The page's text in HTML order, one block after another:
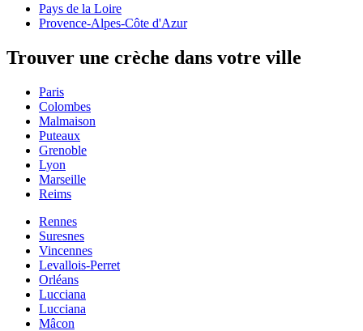
Pays de la Loire
Provence-Alpes-Côte d'Azur
Trouver une crèche dans votre ville
Paris
Colombes
Malmaison
Puteaux
Grenoble
Lyon
Marseille
Reims
Rennes
Suresnes
Vincennes
Levallois-Perret
Orléans
Lucciana
Lucciana
Mâcon